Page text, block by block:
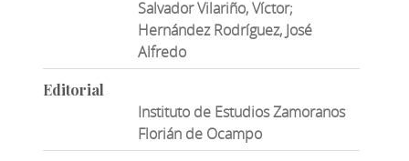
Salvador Vilariño, Víctor;
Hernández Rodríguez, José
Alfredo
Editorial
Instituto de Estudios Zamoranos
Florián de Ocampo